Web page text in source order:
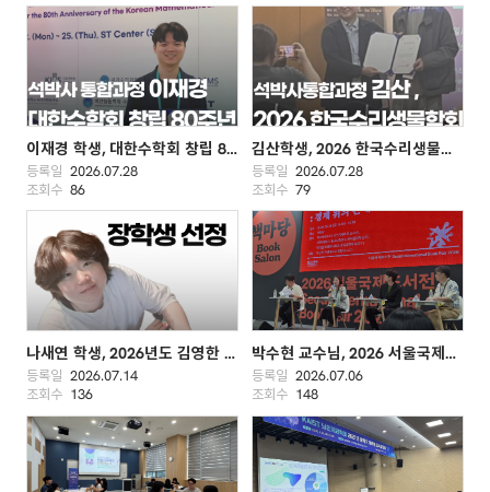
이재경 학생, 대한수학회 창립 80주년 기념 국제학술대회 우수 포스터상 수상
등록일 2026.07.28
조회수 86
김산학생, 2026 한국수리생물학회 연례 학술대회 우수 포스터상 수상
등록일 2026.07.28
조회수 79
나새연 학생, 2026년도 김영한 글로벌 리더 장학생으로 선정
등록일 2026.07.14
조회수 136
박수현 교수님, 2026 서울국제도서전 세미나 참여
등록일 2026.07.06
조회수 148